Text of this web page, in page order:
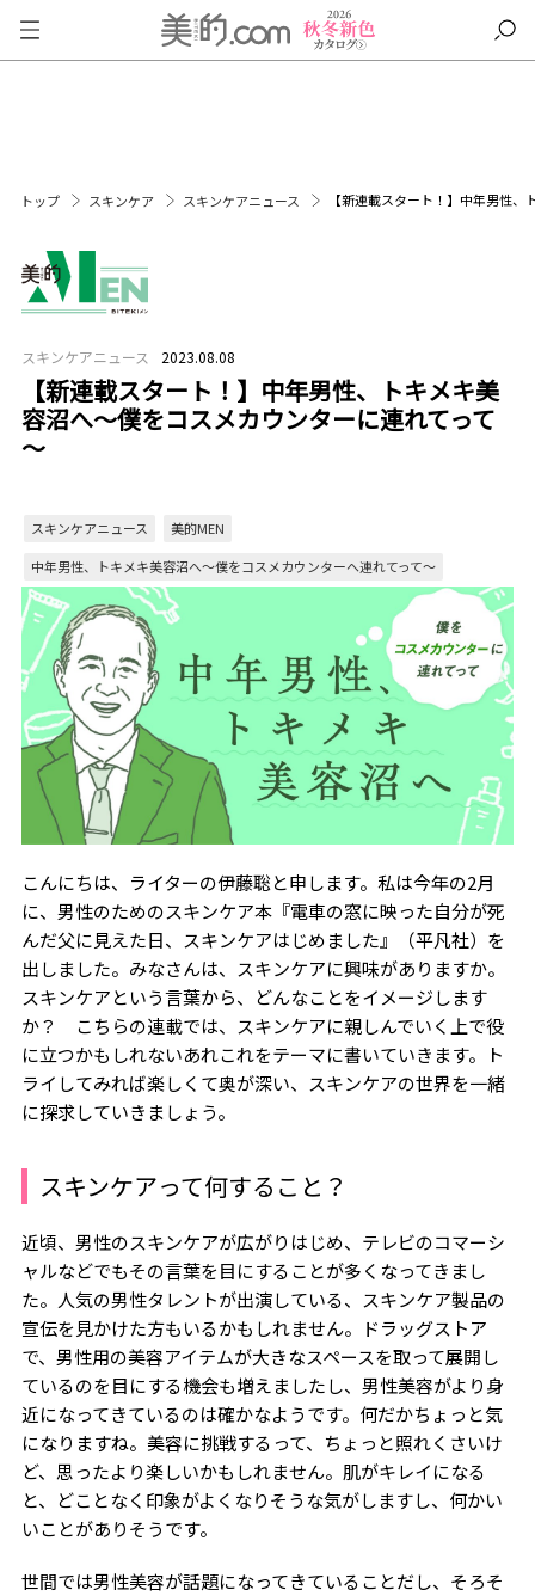
トップ スキンケア スキンケアニュース 【新連載スタート！】中年男性
スキンケアニュース 2023.08.08
【新連載スタート！】中年男性、トキメキ美
容沼へ～僕をコスメカウンターに連れてって
～
スキンケアニュース
美的MEN
中年男性、トキメキ美容沼へ〜僕をコスメカウンターへ連れてって～
こんにちは、ライターの伊藤聡と申します。私は今年の2月
に、男性のためのスキンケア本『電車の窓に映った自分が死
んだ父に見えた日、スキンケアはじめました』（平凡社）を
出しました。みなさんは、スキンケアに興味がありますか。
スキンケアという言葉から、どんなことをイメージします
か？ こちらの連載では、スキンケアに親しんでいく上で役
に立つかもしれないあれこれをテーマに書いていきます。ト
ライしてみれば楽しくて奥が深い、スキンケアの世界を一緒
に探求していきましょう。
スキンケアって何すること？
近頃、男性のスキンケアが広がりはじめ、テレビのコマーシ
ャルなどでもその言葉を目にすることが多くなってきまし
た。人気の男性タレントが出演している、スキンケア製品の
宣伝を見かけた方もいるかもしれません。ドラッグストア
で、男性用の美容アイテムが大きなスペースを取って展開し
ているのを目にする機会も増えましたし、男性美容がより身
近になってきているのは確かなようです。何だかちょっと気
になりますね。美容に挑戦するって、ちょっと照れくさいけ
ど、思ったより楽しいかもしれません。肌がキレイになる
と、どことなく印象がよくなりそうな気がしますし、何かい
いことがありそうです。
世間では男性美容が話題になってきていることだし、そろそ